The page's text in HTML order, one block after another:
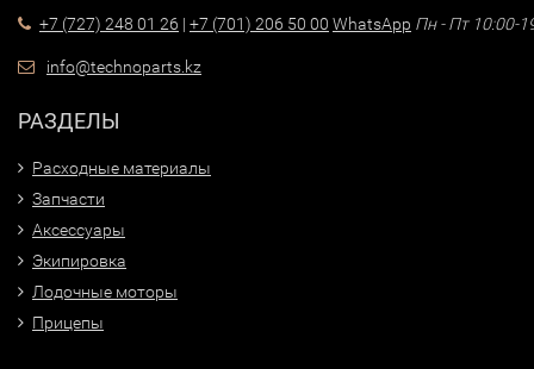
+7 (727) 248 01 26 | +7 (701) 206 50 00 WhatsApp Пн - Пт 10:00-
info@technoparts.kz
РАЗДЕЛЫ
Расходные материалы
Запчасти
Аксессуары
Экипировка
Лодочные моторы
Прицепы